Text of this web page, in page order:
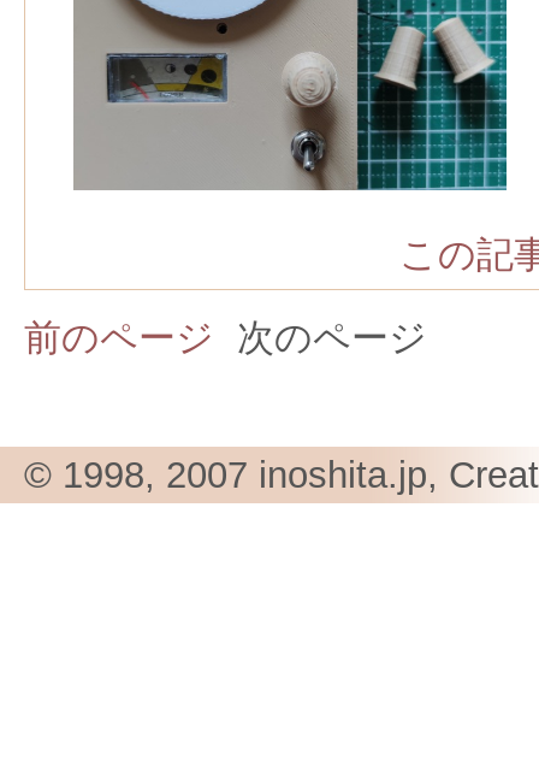
この記
前のページ
次のページ
© 1998, 2007 inoshita.jp,